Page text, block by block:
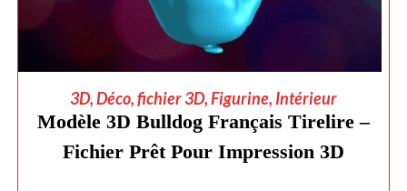
AJOUTER AU PANIER
3D,Déco,fichier 3D,Figurine, Intérieur
Modèle 3D Bulldog Français Tirelire –
Fichier Prêt Pour Impression 3D